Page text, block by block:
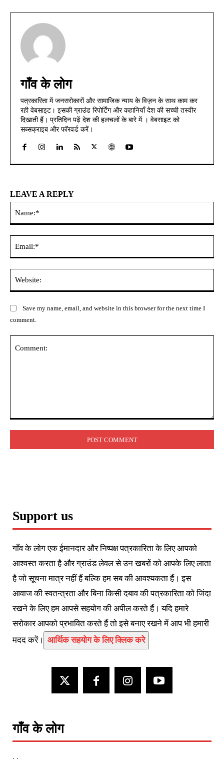
गाँव के लोग
पत्रकारिता में जनसरोकारों और सामाजिक न्याय के विज़न के साथ काम कर
रही वेबसाइट। इसकी ग्राउंड रिपोर्टिंग और कहानियाँ देश की सच्ची तस्वीर
दिखाती हैं। प्रतिदिन पढ़ें देश की हलचलों के बारे में । वेबसाइट को
सब्सक्राइब और फॉरवर्ड करें।
LEAVE A REPLY
Save my name, email, and website in this browser for the next time I
comment.
Support us
गाँव के लोग एक ईमानदार और निष्पक्ष पत्रकारिता के लिए आपको
आश्वस्त करता है और ग्राउंड लेवल से उन खबरों को आपके लिए लाता
है जो सूचना मात्र नहीं हैं बल्कि हम सब की आवश्यकता हैं। इस
आवाज की स्वतन्त्रता और बिना किसी दबाव की पत्रकारिता को जिंदा
रखने के लिए हम आपसे सहयोग की अपील करते हैं। यदि हमारे
सरोकार आपको प्रभावित करते हैं तो इसे बनाए रखने में आप भी हमारी
मदद करें। आर्थिक सहयोग के लिए क्लिक करे
गाँव के लोग